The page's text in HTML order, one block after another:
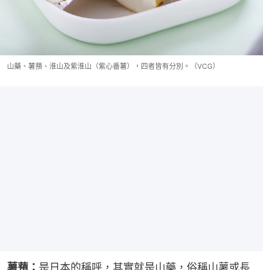
山藥、薯蕷、淮山及紫淮山（紫心番薯），四者皆有分別。（VCG）
薯蕷： 是日本的稱呼，其實就是山藥，俗稱山薯或長